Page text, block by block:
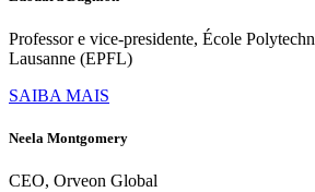
Professor e vice-presidente, École
Lausanne (EPFL)
SAIBA MAIS
Neela Montgomery
CEO, Orveon Global